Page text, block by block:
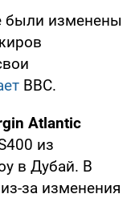
были изменены
ВВС.
Atlantic
из
в Дубай. В
за изменения